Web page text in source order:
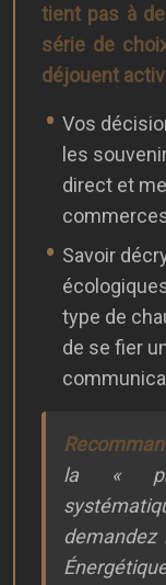
tient pas à
série de
déjouent
Vos
les
direct et
Savoir
type de
de se fier
la «
demandez